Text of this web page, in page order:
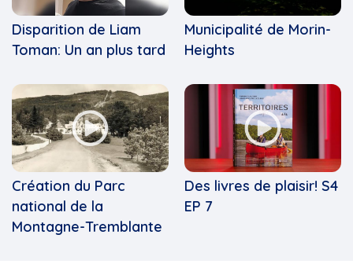
Disparition de Liam
Toman: Un an plus tard
Municipalité de Morin-
Heights
Création du Parc
national de la
Montagne-Tremblante
Des livres de plaisir! S4
EP 7